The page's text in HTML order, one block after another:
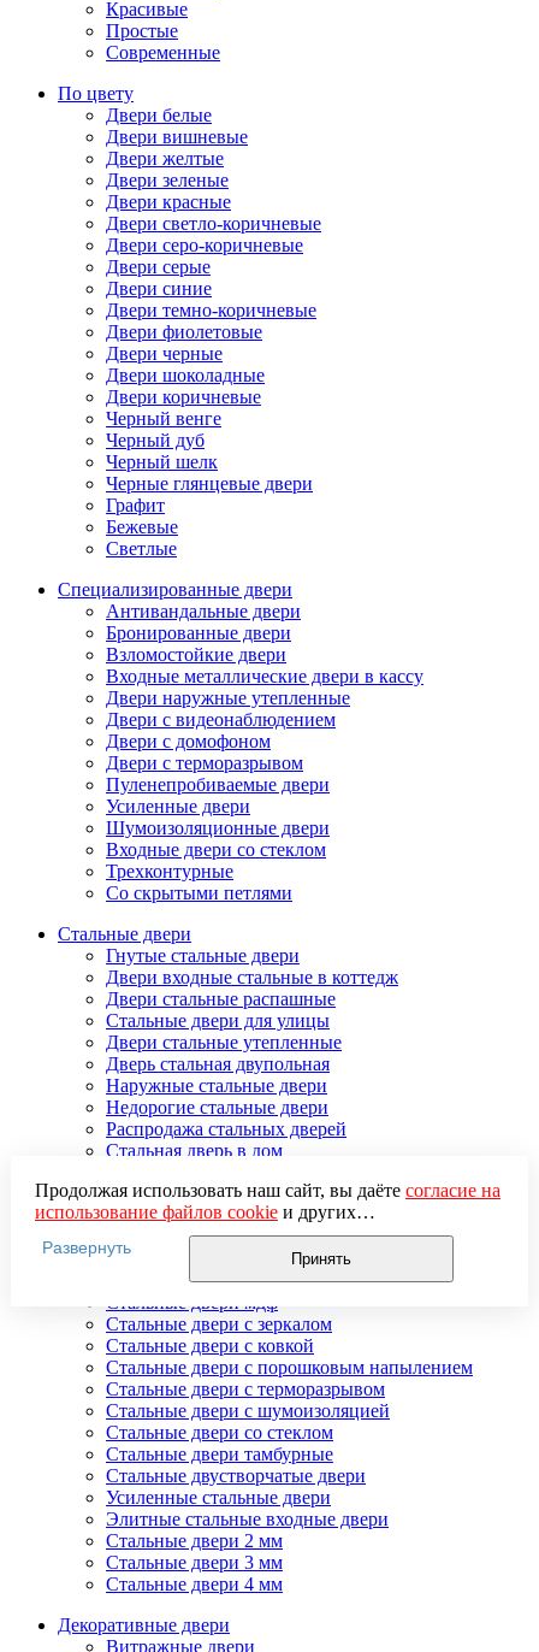
Красивые
Простые
Современные
По цвету
Двери белые
Двери вишневые
Двери желтые
Двери зеленые
Двери красные
Двери светло-коричневые
Двери серо-коричневые
Двери серые
Двери синие
Двери темно-коричневые
Двери фиолетовые
Двери черные
Двери шоколадные
Двери коричневые
Черный венге
Черный дуб
Черный шелк
Черные глянцевые двери
Графит
Бежевые
Светлые
Специализированные двери
Антивандальные двери
Бронированные двери
Взломостойкие двери
Входные металлические двери в кассу
Двери наружные утепленные
Двери с видеонаблюдением
Двери с домофоном
Двери с терморазрывом
Пуленепробиваемые двери
Усиленные двери
Шумоизоляционные двери
Входные двери со стеклом
Трехконтурные
Со скрытыми петлями
Стальные двери
Гнутые стальные двери
Двери входные стальные в коттедж
Двери стальные распашные
Стальные двери для улицы
Двери стальные утепленные
Дверь стальная двупольная
Наружные стальные двери
Недорогие стальные двери
Распродажа стальных дверей
Стальная дверь в дом
Стальные взломостойкие двери
Стальные входные двери в квартиру
Стальные двери в подъезд
Стальные двери внутреннего открывания
Стальные двери массив
Стальные двери мдф
Стальные двери с зеркалом
Стальные двери с ковкой
Стальные двери с порошковым напылением
Стальные двери с терморазрывом
Стальные двери с шумоизоляцией
Стальные двери со стеклом
Стальные двери тамбурные
Стальные двустворчатые двери
Усиленные стальные двери
Элитные стальные входные двери
Стальные двери 2 мм
Стальные двери 3 мм
Стальные двери 4 мм
Декоративные двери
Витражные двери
Продолжая использовать наш сайт, вы даёте согласие на
использование файлов cookieи других
пользовательских данных (включая IP-адрес, сведения о
местоположении, устройстве, действиях на сайте и т. п.)
для функционирования сайта, проведения
использования систем аналитики (например,
Яндекс.Метрика), в соответствии с нашей
обработки персональных данных.
Если вы не хотите, чтобы ваши данные обрабатывались,
настройте ограничения в браузере или покиньте сайт.
Развернуть
Принять